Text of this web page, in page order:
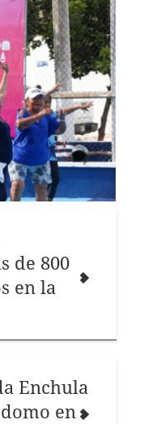
de 800
en la
Enchula
en